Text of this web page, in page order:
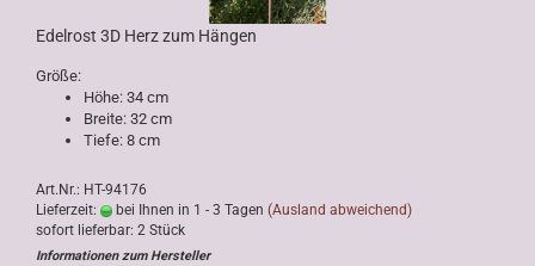
Edelrost 3D Herz zum Hängen
Größe:
Höhe: 34 cm
Breite: 32 cm
Tiefe: 8 cm
Art.Nr.: HT-94176
Lieferzeit:
bei Ihnen in 1 - 3 Tagen (Ausland abweichend)
sofort lieferbar: 2 Stück